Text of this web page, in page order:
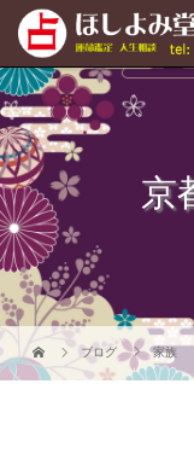
京
ブログ 家族